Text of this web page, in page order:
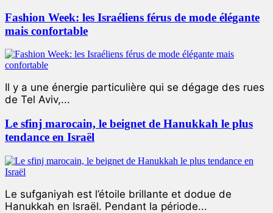
Fashion Week: les Israéliens férus de mode élégante
mais confortable
Il y a une énergie particulière qui se dégage des rues
de Tel Aviv,...
Le sfinj marocain, le beignet de Hanukkah le plus
tendance en Israël
Le sufganiyah est l’étoile brillante et dodue de
Hanukkah en Israël. Pendant la période...